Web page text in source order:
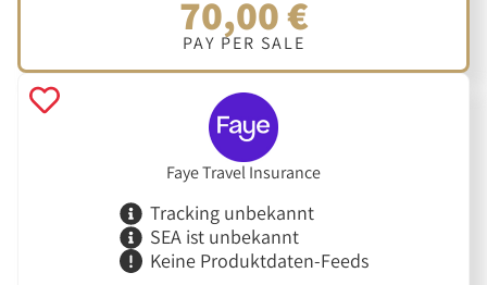
70,00 €
PAY PER SALE
Faye Travel Insurance
Tracking unbekannt
SEA ist unbekannt
Keine Produktdaten-Feeds